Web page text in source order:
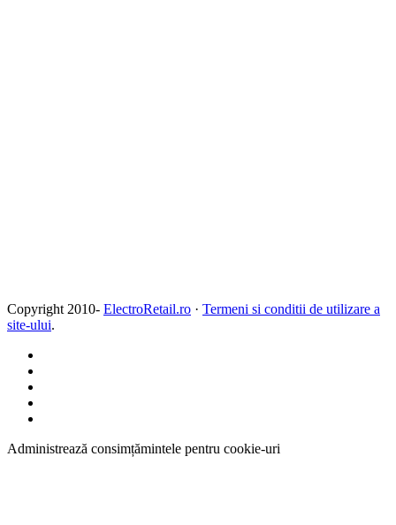
Copyright 2010- ElectroRetail.ro · Termeni si conditii de utilizare a
site-ului.
Administrează consimțămintele pentru cookie-uri